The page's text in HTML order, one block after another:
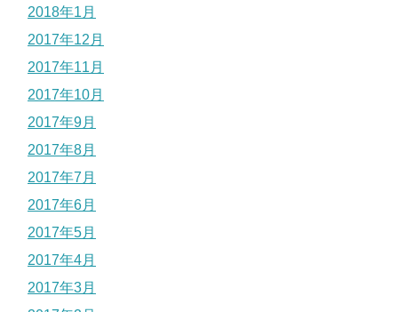
2018年1月
2017年12月
2017年11月
2017年10月
2017年9月
2017年8月
2017年7月
2017年6月
2017年5月
2017年4月
2017年3月